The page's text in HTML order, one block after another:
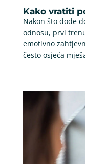
Kako vratiti
Nakon što dođe
odnosu, prvi
emotivno
često osjeća